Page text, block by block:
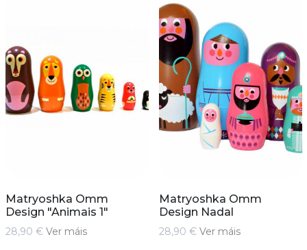
Matryoshka Omm
Design "Animais 1"
28,90 € Ver máis
Matryoshka Omm
Design Nadal
28,90 € Ver máis